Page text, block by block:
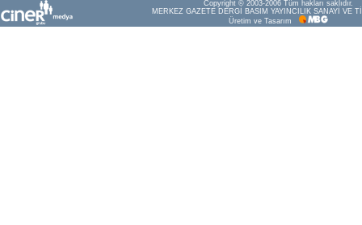
Copyright © 2003-2006 Tüm hakları saklıdır.
MERKEZ GAZETE DERGİ BASIM YAYINCILIK SANAYİ VE
Üretim ve Tasarım